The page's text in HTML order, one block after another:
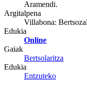
Aramendi.
Argitalpena
Villabona:
Edukia
Online
Gaiak
Bertsolaritza
Edukia
Entzuteko